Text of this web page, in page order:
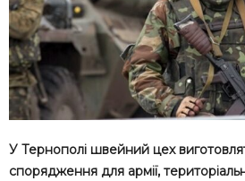
У Тернополі швейний цех
спорядження для армії,